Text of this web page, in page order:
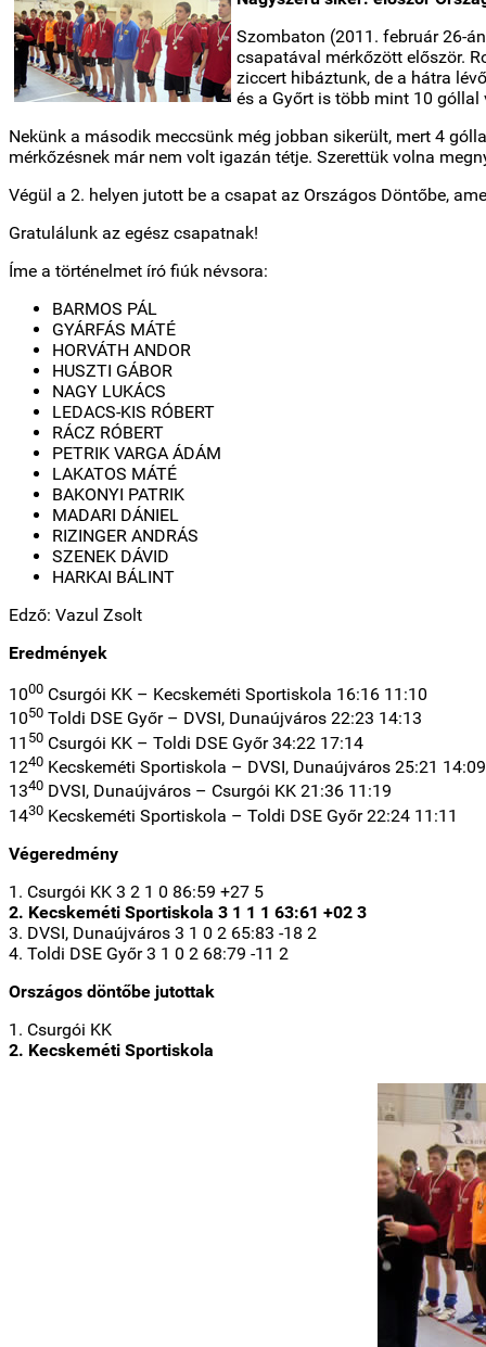
Szombaton (2011. február 26-
csapatával mérkőzött először.
ziccert hibáztunk, de a hátra
és a Győrt is több mint 10 góllal
Nekünk a második meccsünk még jobban sikerült, mert 4
mérkőzésnek már nem volt igazán tétje. Szerettük volna
Végül a 2. helyen jutott be a csapat az Országos Döntőbe,
Gratulálunk az egész csapatnak!
Íme a történelmet író fiúk névsora:
BARMOS PÁL
GYÁRFÁS MÁTÉ
HORVÁTH ANDOR
HUSZTI GÁBOR
NAGY LUKÁCS
LEDACS-KIS RÓBERT
RÁCZ RÓBERT
PETRIK VARGA ÁDÁM
LAKATOS MÁTÉ
BAKONYI PATRIK
MADARI DÁNIEL
RIZINGER ANDRÁS
SZENEK DÁVID
HARKAI BÁLINT
Edző: Vazul Zsolt
Eredmények
1000 Csurgói KK – Kecskeméti Sportiskola 16:16 11:10
1050 Toldi DSE Győr – DVSI, Dunaújváros 22:23 14:13
11 50 Csurgói KK – Toldi DSE Győr 34:22 17:14
1240 Kecskeméti Sportiskola – DVSI, Dunaújváros 25:21 14:09
1340 DVSI, Dunaújváros – Csurgói KK 21:36 11:19
1430 Kecskeméti Sportiskola – Toldi DSE Győr 22:24 11:11
Végeredmény
1. Csurgói KK 3 2 1 0 86:59 +27 5
2. Kecskeméti Sportiskola 3 1 1 1 63:61 +02 3
3. DVSI, Dunaújváros 3 1 0 2 65:83 -18 2
4. Toldi DSE Győr 3 1 0 2 68:79 -11 2
Országos döntőbe jutottak
1. Csurgói KK
2. Kecskeméti Sportiskola